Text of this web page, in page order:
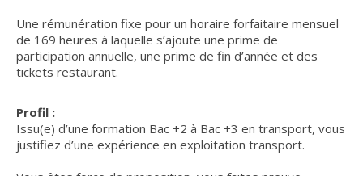
Une rémunération fixe pour un horaire forfaitaire mensuel
de 169 heures à laquelle s’ajoute une prime de
participation annuelle, une prime de fin d’année et des
tickets restaurant.
Profil :
Issu(e) d’une formation Bac +2 à Bac +3 en transport, vous
justifiez d’une expérience en exploitation transport.